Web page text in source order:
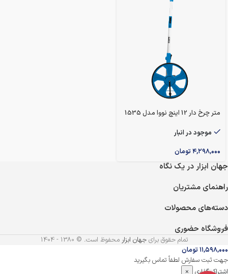
متر چرخ دار 12 اینچ نووا مدل 1535
موجود در انبار
۴,۲۹۸,۰۰۰تومان
جهان ابزار در یک نگاه
راهنمای مشتریان
دسته‌های محصولات
فروشگاه حضوری
تمام حقوق برایجهان ابزار محفوظ است. © 1380 - 1404
۱۱,۵۹۸,۰۰۰تومان
جهت ثبت سفارش لطفاً تماس بگیرید
اشتراک گذاری
×